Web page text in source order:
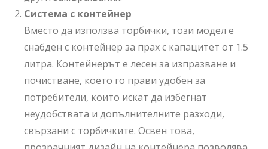
Система с контейнер
Вместо да използва торбички, този модел е
снабден с контейнер за прах с капацитет от 1.5
литра. Контейнерът е лесен за изпразване и
почистване, което го прави удобен за
потребители, които искат да избегнат
неудобствата и допълнителните разходи,
свързани с торбичките. Освен това,